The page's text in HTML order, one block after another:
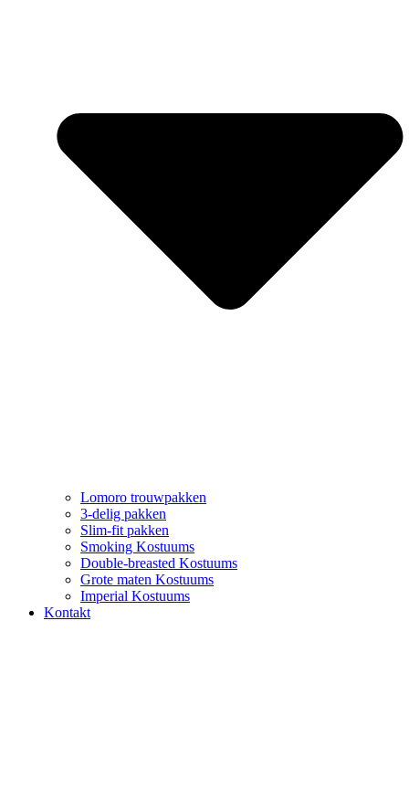
Lomoro trouwpakken
3-delig pakken
Slim-fit pakken
Smoking Kostuums
Double-breasted Kostuums
Grote maten Kostuums
Imperial Kostuums
Kontakt